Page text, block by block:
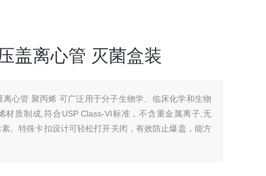
盖离心管 灭菌盒装
心管 聚丙烯 可广泛用于分子生物学、临床化学和生物
材质制成,符合USP Class-VI标准，不含重金属离子,无
。特殊卡扣设计可轻松打开关闭，有效防止爆盖，能方